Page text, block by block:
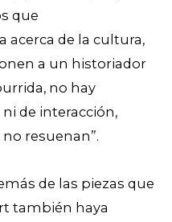
que
acerca de la cultura,
a un historiador
no hay
de interacción,
resuenan”.
de las piezas que
también haya